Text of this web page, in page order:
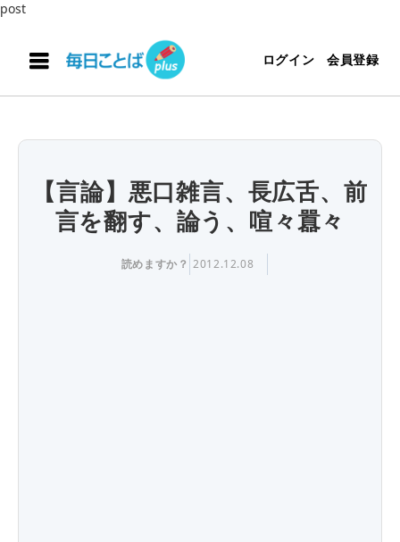
post
ログイン 会員登録
【言論】悪口雑言、長広舌、前
言を翻す、論う、喧々囂々
読めますか？ 2012.12.08